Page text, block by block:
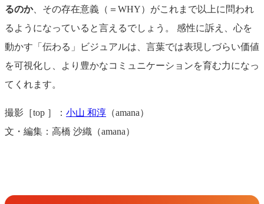
るのか、その存在意義（＝WHY）がこれまで以上に問われ
るようになっていると言えるでしょう。
感性に訴え、心を
動かす「伝わる」ビジュアルは、言葉では表現しづらい価値
を可視化し、より豊かなコミュニケーションを育む力になっ
てくれます。
撮影［top ］： 小山 和淳 （amana）
文・編集：高橋 沙織（amana）
Get in Touchお問い合わせ